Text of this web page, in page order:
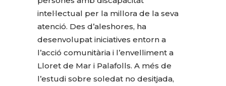
intel·lectual per la millora de la seva
atenció. Des d’aleshores, ha
desenvolupat iniciatives entorn a
l’acció comunitària i l’envelliment a
Lloret de Mar i Palafolls. A més de
l’estudi sobre soledat no desitjada,